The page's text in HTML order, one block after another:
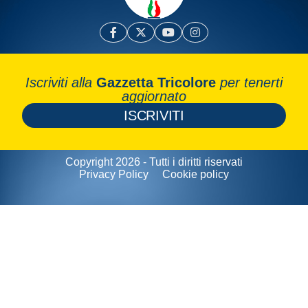
Iscriviti alla Gazzetta Tricolore per tenerti
aggiornato
ISCRIVITI
Copyright 2026 - Tutti i diritti riservati
Privacy Policy
Cookie policy